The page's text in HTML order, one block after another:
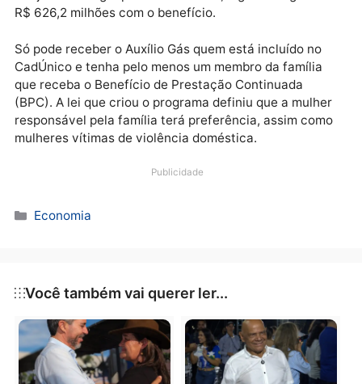
O Auxílio Gás também será pago nesta quinta às
valor de R$ 110 em abril, o benefício segue o
calendário do Bolsa Família.
Com duração prevista até o fim de 2026, o programa
beneficia 5,69 milhões de famílias neste mês. Com a
benefício foi mantido em 100% do preço médio do
R$ 626,2 milhões com o benefício.
que receba o Benefício de Prestação Continuada
(BPC). A lei que criou o programa definiu que a
responsável pela família terá preferência, assim
mulheres vítimas de violência doméstica.